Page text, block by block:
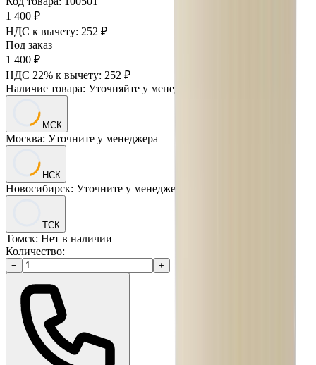
1 400 ₽
НДС к вычету: 252 ₽
Под заказ
1 400 ₽
НДС 22% к вычету: 252 ₽
Наличие товара: Уточняйте у менеджера
МСК
Москва: Уточните у менеджера
НСК
Новосибирск: Уточните у менеджера
ТСК
Томск: Нет в наличии
Количество:
− +